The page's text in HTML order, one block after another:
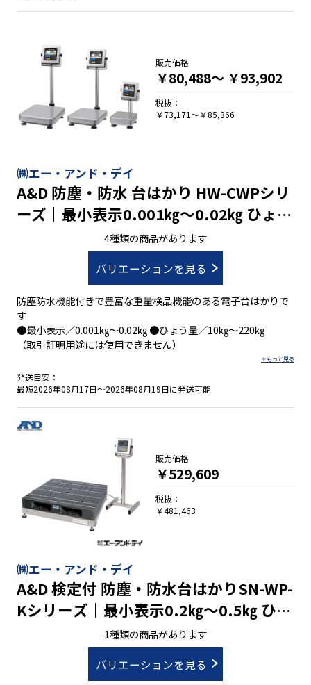
●防塵・防水等級：ＩＰ６５
●天びん単体で高精度の流量測定が可能な 流量測定機能ＦＲＤ
●繰り返し性・最小計量値の確認に電子制御荷重機能ＥＣＬ
●見やすいバックライト付き液晶表示
●ＲＳ-２３２ＣとＵＳＢの２ch出力標準装備
●オートキャリブレーションが可能な校正用分銅内蔵(ＧＸ-Ｍ)
●簡易風防を標準付属(１０mgモデル)
㈱エー・アンド・デイ
A&D 防塵・防水 台はかり HW-CWPシリ
ーズ｜最小表示0.001㎏～0.02㎏ ひょう
量10㎏～220㎏4種類の商品があります
バリエーションを見る
防塵防水機能付きで豊富な重量検品機能のある電子台はかりで
す
●最小表示／0.001㎏～0.02㎏ ●ひょう量／10㎏～220㎏
（取引証明用途には使用できません）
発送目安：
最短2026年08月17日～2026年08月19日に発送可能
販売価格
￥80,488～ ￥93,902
税抜：
￥73,171～￥85,366
㈱エー・アンド・デイ
A&D 検定付 防塵・防水台はかりSN-WP-
Kシリーズ｜最小表示0.2㎏～0.5㎏ ひょ
1種類の商品があります
バリエーションを見る
販売価格
￥529,609
税抜：
￥481,463